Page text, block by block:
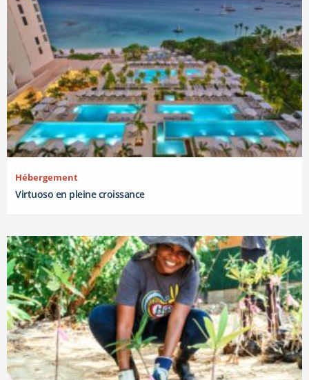
Hébergement
Virtuoso en pleine croissance